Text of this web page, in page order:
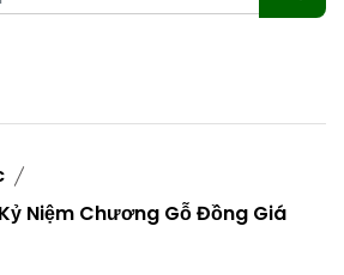
Niệm Chương Gỗ Đồng Giá